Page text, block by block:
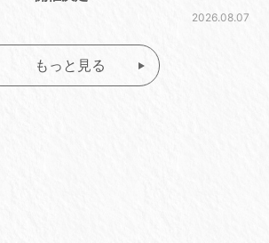
2026.08.07
もっと見る